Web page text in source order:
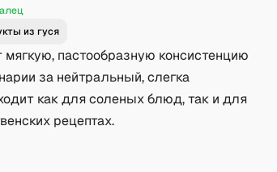
из гуся
пастообразную консистенцию
за нейтральный, слегка
как для соленых блюд, так и для
рецептах.